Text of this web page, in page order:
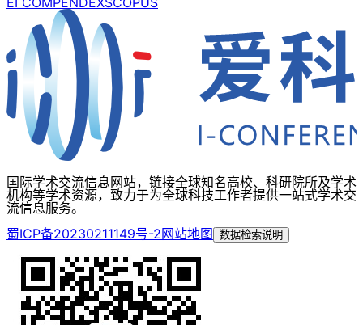
国际学术交流信息网站，链接全球知名高校、科研院所及学术
机构等学术资源，致力于为全球科技工作者提供一站式学术交
流信息服务。
蜀ICP备20230211149号-2网站地图 数据检索说明